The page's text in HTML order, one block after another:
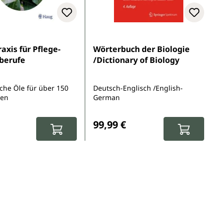
für Pflege-
Öle für über 150
Wörterbuch der Biologie
/Dictionary of Biology
Deutsch-Englisch /English-
German
99,99 €